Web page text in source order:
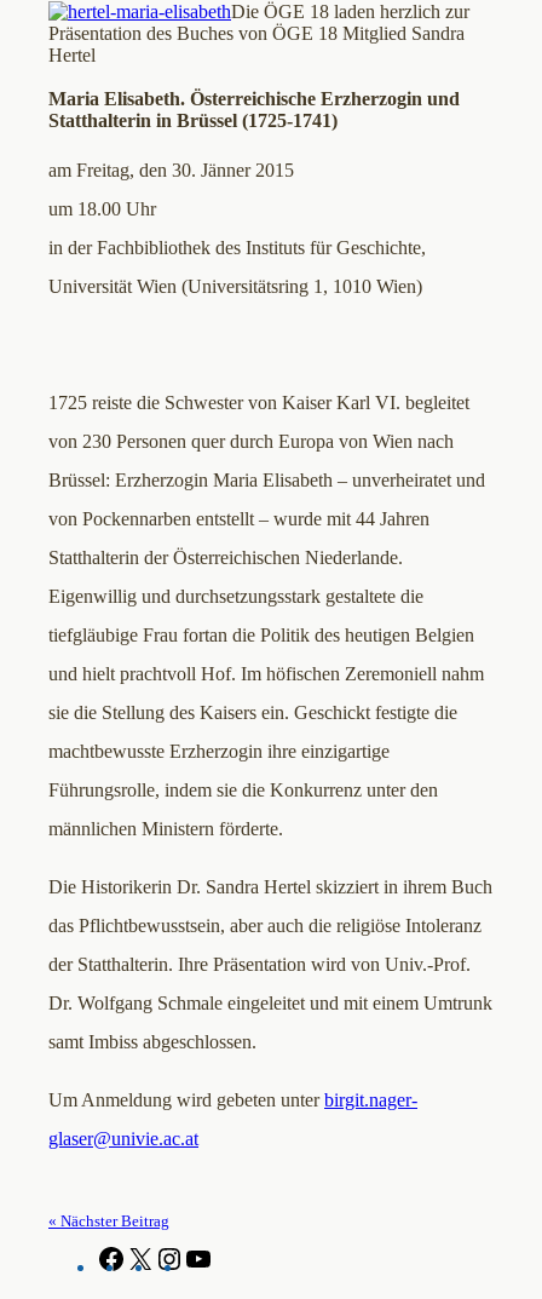
Die ÖGE 18 laden herzlich zur
Präsentation des Buches von ÖGE 18 Mitglied Sandra
Hertel
Maria Elisabeth. Österreichische Erzherzogin und
Statthalterin in Brüssel (1725-1741)
am Freitag, den 30. Jänner 2015
um 18.00 Uhr
in der Fachbibliothek des Instituts für Geschichte,
Universität Wien (Universitätsring 1, 1010 Wien)
1725 reiste die Schwester von Kaiser Karl VI. begleitet
von 230 Personen quer durch Europa von Wien nach
Brüssel: Erzherzogin Maria Elisabeth – unverheiratet und
von Pockennarben entstellt – wurde mit 44 Jahren
Statthalterin der Österreichischen Niederlande.
Eigenwillig und durchsetzungsstark gestaltete die
tiefgläubige Frau fortan die Politik des heutigen Belgien
und hielt prachtvoll Hof. Im höfischen Zeremoniell nahm
sie die Stellung des Kaisers ein. Geschickt festigte die
machtbewusste Erzherzogin ihre einzigartige
Führungsrolle, indem sie die Konkurrenz unter den
männlichen Ministern förderte.
Die Historikerin Dr. Sandra Hertel skizziert in ihrem Buch
das Pflichtbewusstsein, aber auch die religiöse Intoleranz
der Statthalterin. Ihre Präsentation wird von Univ.-Prof.
Dr. Wolfgang Schmale eingeleitet und mit einem Umtrunk
samt Imbiss abgeschlossen.
Um Anmeldung wird gebeten unterbirgit.nager-
glaser@univie.ac.at
« Nächster Beitrag
F
a
X
I